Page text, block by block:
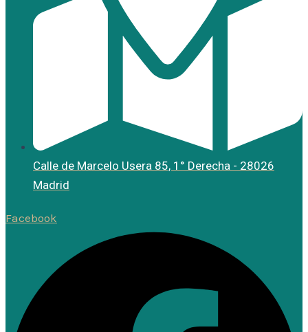
Calle de Marcelo Usera 85, 1° Derecha - 28026
Madrid
Facebook